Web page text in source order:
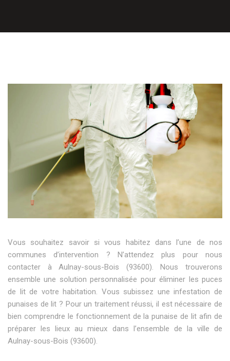
Vous souhaitez savoir si vous habitez dans l’une de nos
communes d’intervention ? N’attendez plus pour nous
contacter à Aulnay-sous-Bois (93600). Nous trouverons
ensemble une solution personnalisée pour éliminer les puces
de lit de votre habitation. Vous subissez une infestation de
punaises de lit ? Pour un traitement réussi, il est nécessaire de
bien comprendre le fonctionnement de la punaise de lit afin de
préparer les lieux au mieux dans l’ensemble de la ville de
Aulnay-sous-Bois (93600).